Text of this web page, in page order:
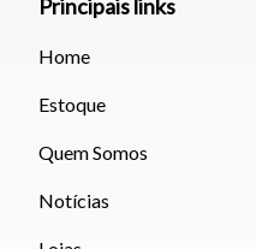
Principais links
Home
Estoque
Quem Somos
Notícias